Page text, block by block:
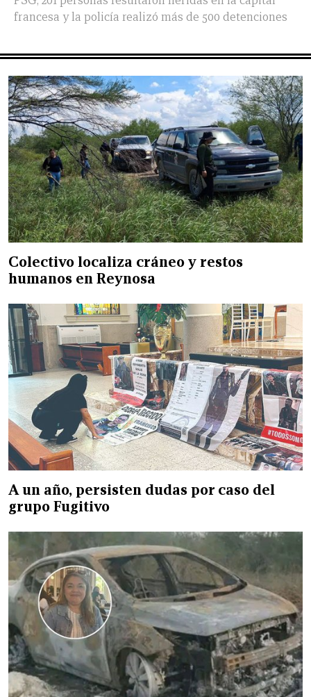
francesa y la policía realizó más de 500 detenciones
Colectivo localiza cráneo y restos
humanos en Reynosa
A un año, persisten dudas por caso del
grupo Fugitivo